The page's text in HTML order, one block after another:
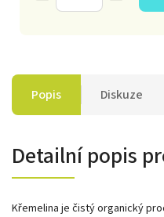
Popis Diskuze
Detailní popis
Křemelina je čistý organický